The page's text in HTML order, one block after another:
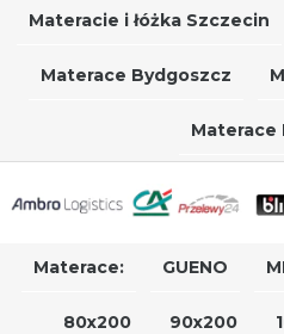
Materacie i łóżka Szczecin
Materace Bydgoszcz
Materace
Materace: GUENO
80x200 90x200